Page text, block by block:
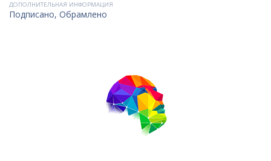
ДОПОЛНИТЕЛЬНАЯ ИНФОРМАЦИЯ
Подписано, Обрамлено